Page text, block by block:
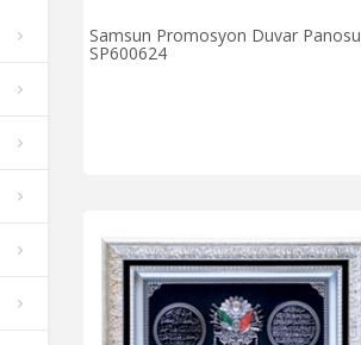
Samsun Promosyon Duvar Panosu
SP600624